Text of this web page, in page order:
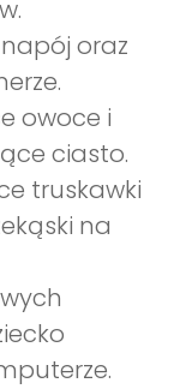
oraz
owoce i
ciasto.
truskawki
na